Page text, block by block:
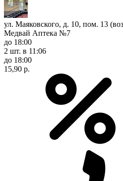
ул. Маяковского, д. 10, пом. 13
Медвай Аптека №7
до 18:00
2 шт. в 11:06
до 18:00
15,90 р.